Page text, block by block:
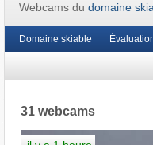
Webcams du domaine
Domaine skiable
31 webcams